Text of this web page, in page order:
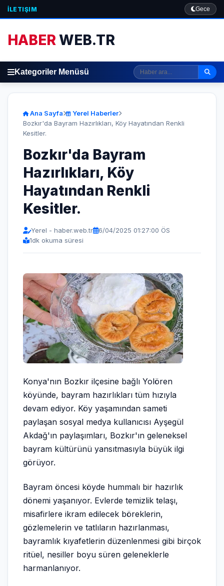
İLETIŞIM Gece
HABERWEB.TR
Kategoriler Menüsü
Ana Sayfa
Yerel Haberler
​Bozkır'da Bayram Hazırlıkları​, Köy Hayatından Renkli
Kesitler​.
​Bozkır'da Bayram
Hazırlıkları​, Köy
Hayatından Renkli
Kesitler​.
Yerel - haber.web.tr
6/04/2025 01:27:00 ÖS
1dk okuma süresi
Konya'nın Bozkır ilçesine bağlı Yolören
köyünde, bayram hazırlıkları tüm hızıyla
devam ediyor. Köy yaşamından sameti
paylaşan sosyal medya kullanıcısı Ayşegül
Akdağ'ın paylaşımları, Bozkır'ın geleneksel
bayram kültürünü yansıtmasıyla büyük ilgi
görüyor.
Bayram öncesi köyde hummalı bir hazırlık
dönemi yaşanıyor. Evlerde temizlik telaşı,
misafirlere ikram edilecek böreklerin,
gözlemelerin ve tatlıların hazırlanması,
bayramlık kıyafetlerin düzenlenmesi gibi birçok
ritüel, nesiller boyu süren geleneklerle
harmanlanıyor.